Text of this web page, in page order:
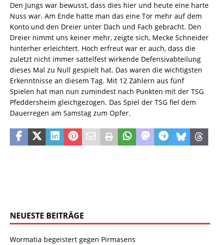
Den Jungs war bewusst, dass dies hier und heute eine harte
Nuss war. Am Ende hatte man das eine Tor mehr auf dem
Konto und den Dreier unter Dach und Fach gebracht. Den
Dreier nimmt uns keiner mehr, zeigte sich, Mecke Schneider
hinterher erleichtert. Hoch erfreut war er auch, dass die
zuletzt nicht immer sattelfest wirkende Defensivabteilung
dieses Mal zu Null gespielt hat. Das waren die wichtigsten
Erkenntnisse an diesem Tag. Mit 12 Zählern aus fünf
Spielen hat man nun zumindest nach Punkten mit der TSG
Pfeddersheim gleichgezogen. Das Spiel der TSG fiel dem
Dauerregen am Samstag zum Opfer.
NEUESTE BEITRÄGE
Wormatia begeistert gegen Pirmasens